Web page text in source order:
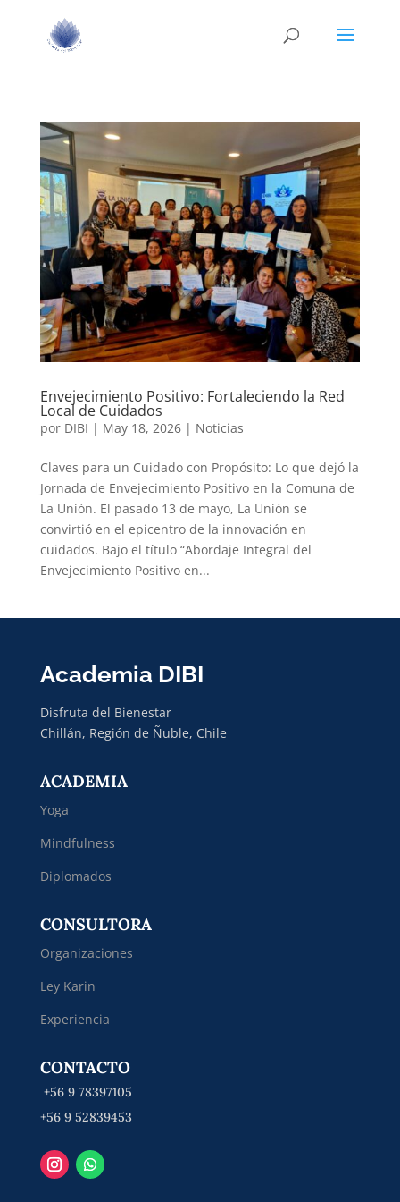
Envejecimiento Positivo: Fortaleciendo la Red
Local de Cuidados
por DIBI | May 18, 2026| Noticias
Claves para un Cuidado con Propósito: Lo que dejó la
Jornada de Envejecimiento Positivo en la Comuna de
La Unión. El pasado 13 de mayo, La Unión se
convirtió en el epicentro de la innovación en
cuidados. Bajo el título “Abordaje Integral del
Envejecimiento Positivo en...
Academia DIBI
Disfruta del Bienestar
Chillán, Región de Ñuble, Chile
ACADEMIA
Yoga
Mindfulness
Diplomados
CONSULTORA
Organizaciones
Ley Karin
Experiencia
CONTACTO
+56 9 78397105
+56 9 52839453